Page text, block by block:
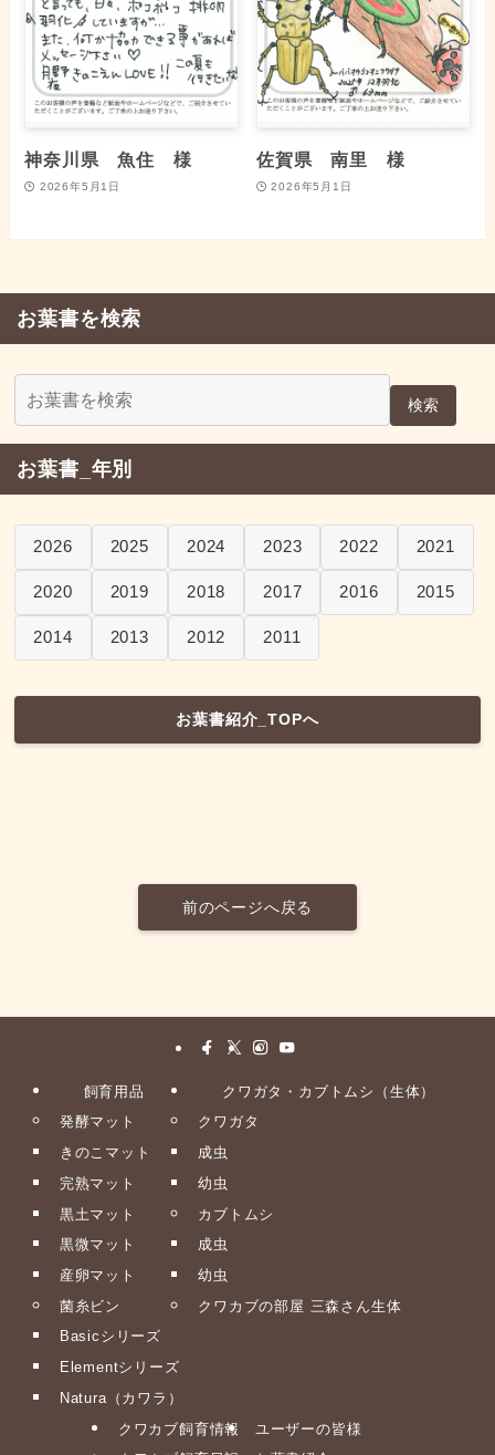
神奈川県 魚住 様
2026年5月1日
佐賀県 南里 様
2026年5月1日
お葉書を検索
検索
お葉書_年別
2026 2025 2024 2023 2022 2021
2020 2019 2018 2017 2016 2015
2014 2013 2012 2011
お葉書紹介_TOPへ
前のページへ戻る
飼育用品
発酵マット
きのこマット
完熟マット
黒土マット
黒微マット
産卵マット
菌糸ビン
Basicシリーズ
Elementシリーズ
Natura（カワラ）
クワガタ・カブトムシ（生体）
クワガタ
成虫
幼虫
カブトムシ
成虫
幼虫
クワカブの部屋 三森さん生体
クワカブ飼育情報
ユーザーの皆様